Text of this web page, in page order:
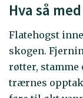
Hva så
Flatehogst
skogen.
røtter, stamme
trærnes